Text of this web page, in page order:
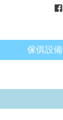
傢俱設備